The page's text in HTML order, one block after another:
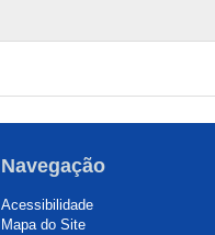
Navegação
Acessibilidade
Mapa do Site